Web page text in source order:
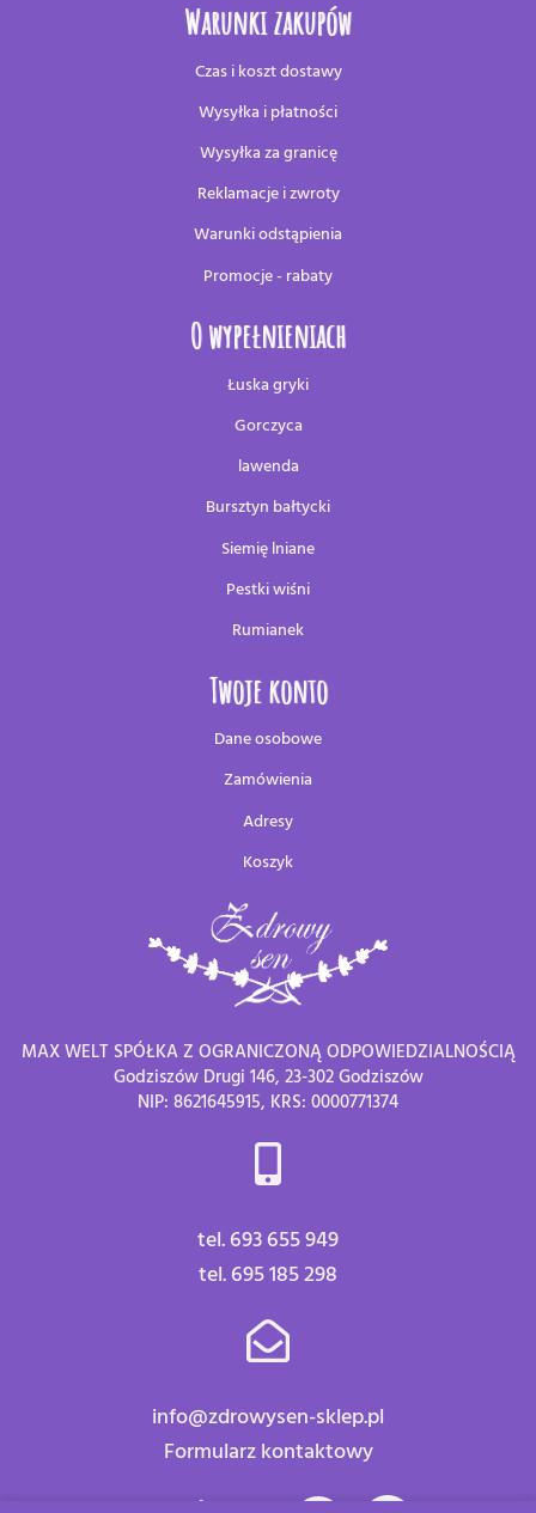
Warunki zakupów
Czas i koszt dostawy
Wysyłka i płatności
Wysyłka za granicę
Reklamacje i zwroty
Warunki odstąpienia
Promocje - rabaty
O wypełnieniach
Łuska gryki
Gorczyca
lawenda
Bursztyn bałtycki
Siemię lniane
Pestki wiśni
Rumianek
Twoje konto
Dane osobowe
Zamówienia
Adresy
Koszyk
MAX WELT SPÓŁKA Z OGRANICZONĄ ODPOWIEDZIALNOŚCIĄ
Godziszów Drugi 146, 23-302 Godziszów
NIP: 8621645915, KRS: 0000771374
tel. 693 655 949
tel. 695 185 298
info@zdrowysen-sklep.pl
Formularz kontaktowy